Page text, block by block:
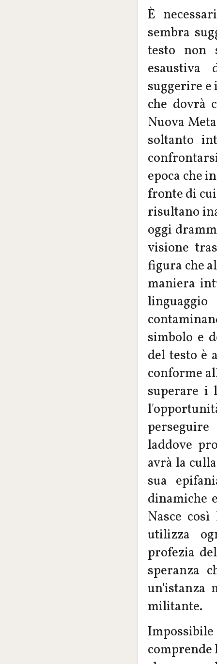
È
sembra
testo non
esaustiva
suggerire
che dovrà
Nuova
soltanto
epoca che
fronte di
risultano
oggi
visione
figura che
maniera
simbolo e
del testo è
conforme
superare i
laddove
avrà la
sua
dinamiche
Nasce
utilizza
profezia
speranza
un'istanza
militante.
comprende